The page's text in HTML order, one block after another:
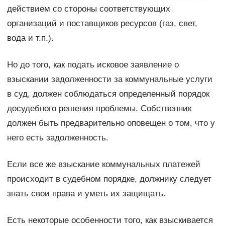
действием со стороны соответствующих
организаций и поставщиков ресурсов (газ, свет,
вода и т.п.).
Но до того, как подать исковое заявление о
взыскании задолженности за коммунальные услуги
в суд, должен соблюдаться определенный порядок
досудебного решения проблемы. Собственник
должен быть предварительно оповещен о том, что у
него есть задолженность.
Если все же взыскание коммунальных платежей
происходит в судебном порядке, должнику следует
знать свои права и уметь их защищать.
Есть некоторые особенности того, как взыскивается